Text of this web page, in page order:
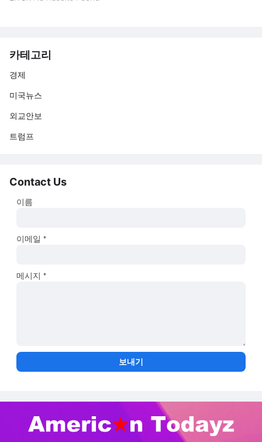
카테고리
경제
미국뉴스
외교안보
트럼프
Contact Us
이름
이메일*
메시지*